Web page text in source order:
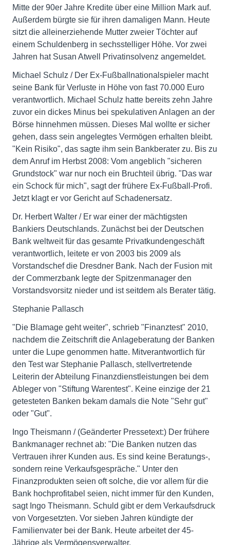
Mitte der 90er Jahre Kredite über eine Million Mark auf.
Außerdem bürgte sie für ihren damaligen Mann. Heute
sitzt die alleinerziehende Mutter zweier Töchter auf
einem Schuldenberg in sechsstelliger Höhe. Vor zwei
Jahren hat Susan Atwell Privatinsolvenz angemeldet.
Michael Schulz / Der Ex-Fußballnationalspieler macht
seine Bank für Verluste in Höhe von fast 70.000 Euro
verantwortlich. Michael Schulz hatte bereits zehn Jahre
zuvor ein dickes Minus bei spekulativen Anlagen an der
Börse hinnehmen müssen. Dieses Mal wollte er sicher
gehen, dass sein angelegtes Vermögen erhalten bleibt.
"Kein Risiko", das sagte ihm sein Bankberater zu. Bis zu
dem Anruf im Herbst 2008: Vom angeblich "sicheren
Grundstock" war nur noch ein Bruchteil übrig. "Das war
ein Schock für mich", sagt der frühere Ex-Fußball-Profi.
Jetzt klagt er vor Gericht auf Schadenersatz.
Dr. Herbert Walter / Er war einer der mächtigsten
Bankiers Deutschlands. Zunächst bei der Deutschen
Bank weltweit für das gesamte Privatkundengeschäft
verantwortlich, leitete er von 2003 bis 2009 als
Vorstandschef die Dresdner Bank. Nach der Fusion mit
der Commerzbank legte der Spitzenmanager den
Vorstandsvorsitz nieder und ist seitdem als Berater tätig.
Stephanie Pallasch
"Die Blamage geht weiter", schrieb "Finanztest" 2010,
nachdem die Zeitschrift die Anlageberatung der Banken
unter die Lupe genommen hatte. Mitverantwortlich für
den Test war Stephanie Pallasch, stellvertretende
Leiterin der Abteilung Finanzdienstleistungen bei dem
Ableger von "Stiftung Warentest". Keine einzige der 21
getesteten Banken bekam damals die Note "Sehr gut"
oder "Gut".
Ingo Theismann / (Geänderter Pressetext:) Der frühere
Bankmanager rechnet ab: "Die Banken nutzen das
Vertrauen ihrer Kunden aus. Es sind keine Beratungs-,
sondern reine Verkaufsgespräche." Unter den
Finanzprodukten seien oft solche, die vor allem für die
Bank hochprofitabel seien, nicht immer für den Kunden,
sagt Ingo Theismann. Schuld gibt er dem Verkaufsdruck
von Vorgesetzten. Vor sieben Jahren kündigte der
Familienvater bei der Bank. Heute arbeitet der 45-
Jährige als Vermögensverwalter.